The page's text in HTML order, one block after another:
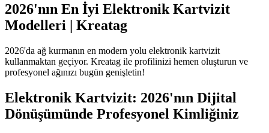
2026'nın En İyi Elektronik Kartvizit
Modelleri | Kreatag
2026'da ağ kurmanın en modern yolu elektronik kartvizit
kullanmaktan geçiyor. Kreatag ile profilinizi hemen oluşturun ve
profesyonel ağınızı bugün genişletin!
Elektronik Kartvizit: 2026'nın Dijital
Dönüşümünde Profesyonel Kimliğiniz